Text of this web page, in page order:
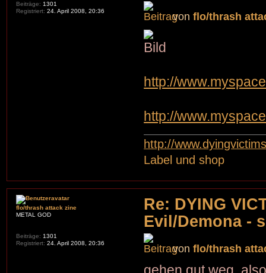
vonflo/thrash
http://
http://
http://
Label und shop
Beiträge: 1301
Registriert: 24. April 2008, 20:36
Re: DYING
Evil/Demona -
vonflo/thrash
flo/thrash attack zine
METAL GOD
Beiträge: 1301
Registriert: 24. April 2008, 20:36